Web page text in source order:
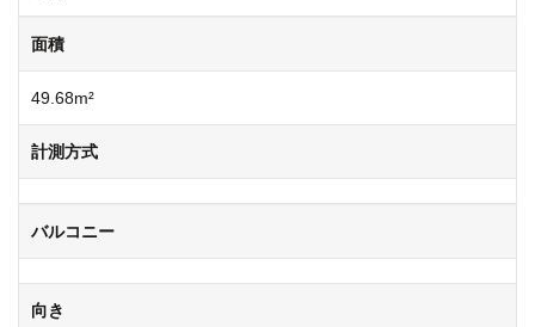
面積
49.68m²
計測方式
バルコニー
向き